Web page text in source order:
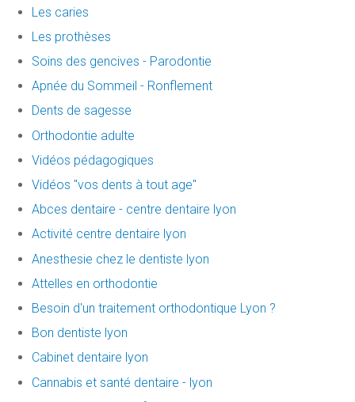
Les caries
Les prothèses
Soins des gencives - Parodontie
Apnée du Sommeil - Ronflement
Dents de sagesse
Orthodontie adulte
Vidéos pédagogiques
Vidéos "vos dents à tout age"
Abces dentaire - centre dentaire lyon
Activité centre dentaire lyon
Anesthesie chez le dentiste lyon
Attelles en orthodontie
Besoin d'un traitement orthodontique Lyon ?
Bon dentiste lyon
Cabinet dentaire lyon
Cannabis et santé dentaire - lyon